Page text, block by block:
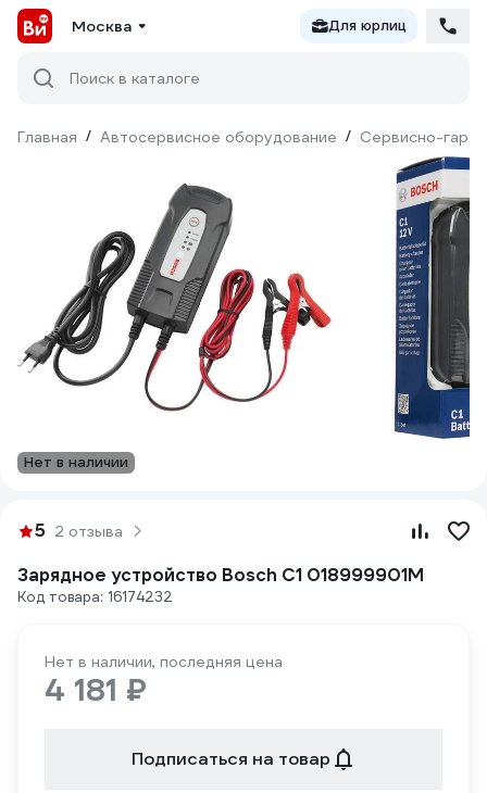
Москва Для юрлиц
Поиск в каталоге
Главная / Автосервисное оборудование / Сервисно-
Нет в наличии
5 2 отзыва
Зарядное устройство Bosch С1 018999901M
Код товара: 16174232
Нет в наличии, последняя цена
4 181 ₽
Подписаться на товар